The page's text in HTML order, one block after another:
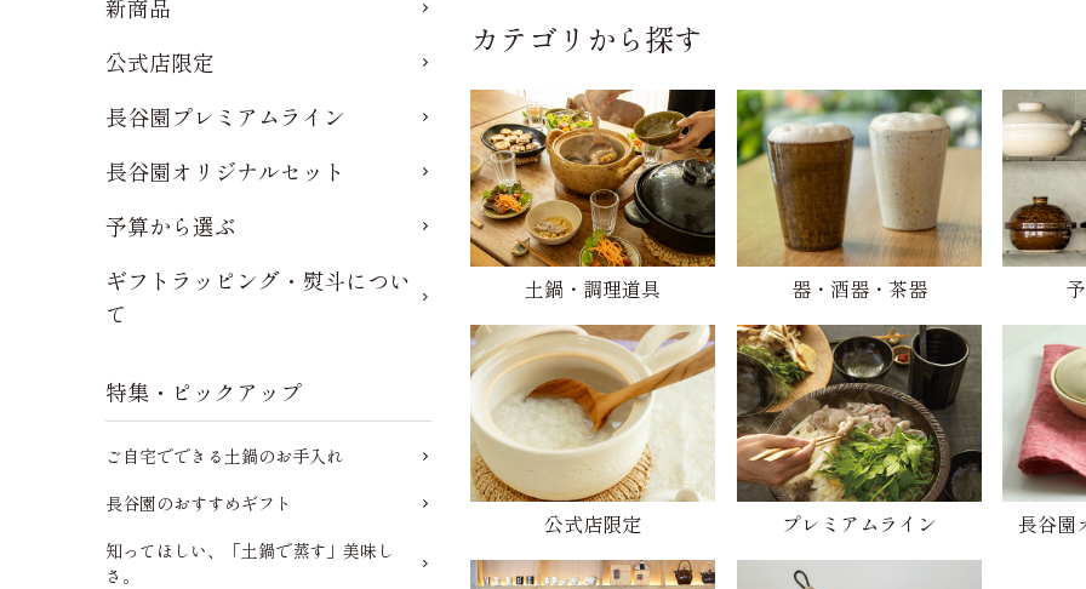
カテゴリから探す
土鍋・調理道具 器・酒器・茶器
公式店限定 プレミアムライン 長谷園
新商品
公式店限定
長谷園プレミアムライン
長谷園オリジナルセット
予算から選ぶ
ギフトラッピング・熨斗につい
て
特集・ピックアップ
ご自宅でできる土鍋のお手入れ
長谷園のおすすめギフト
知ってほしい、「土鍋で蒸す」美味し
さ。